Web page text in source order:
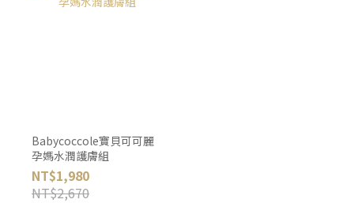
Babycoccole寶貝可可麗
孕媽水潤護膚組
NT$1,980
NT$2,670